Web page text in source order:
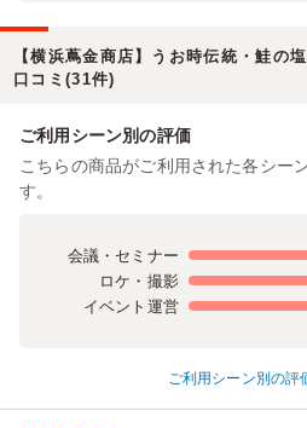
【横浜蔦金商店】うお時伝統・鮭の
口コミ(31件)
ご利用シーン別の評価
こちらの商品がご利用された各シー
す。
会議・セミナー
ロケ・撮影
イベント運営
ご利用シーン別の評